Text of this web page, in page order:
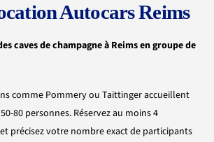
Autocars Reims
caves de champagne à Reims en groupe de
comme Pommery ou Taittinger accueillent
80 personnes. Réservez au moins 4
et précisez votre nombre exact de participants